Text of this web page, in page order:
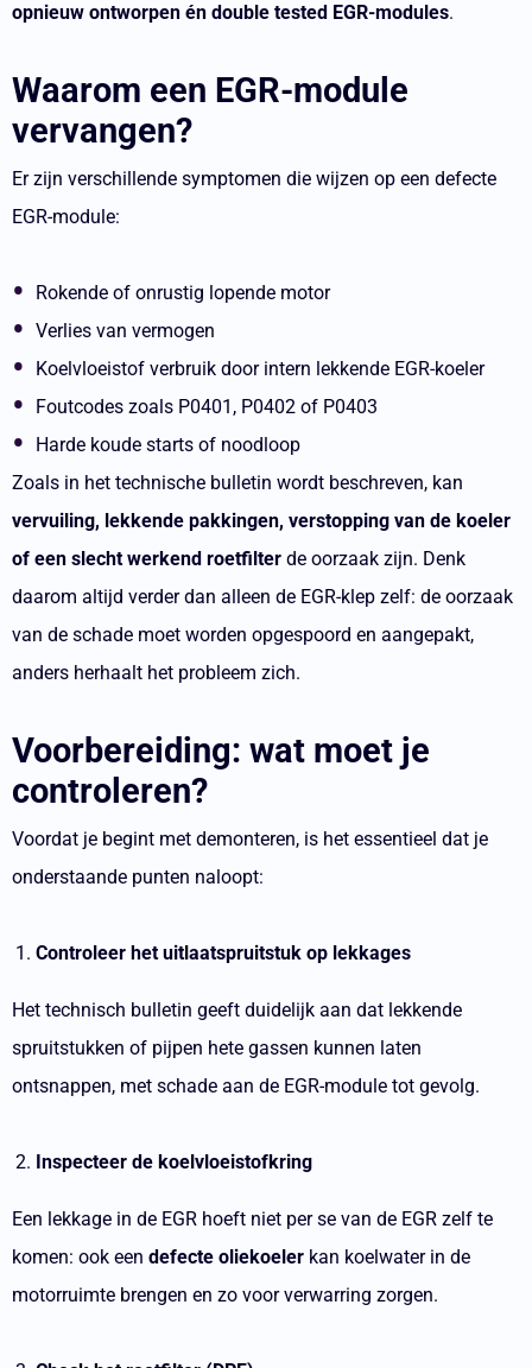
opnieuw ontworpen én double tested EGR-modules.
Waarom een EGR-module
vervangen?
Er zijn verschillende symptomen die wijzen op een defecte
EGR-module:
Rokende of onrustig lopende motor
Verlies van vermogen
Koelvloeistof verbruik door intern lekkende EGR-koeler
Foutcodes zoals P0401, P0402 of P0403
Harde koude starts of noodloop
Zoals in het technische bulletin wordt beschreven, kan
vervuiling, lekkende pakkingen, verstopping van de koeler
of een slecht werkend roetfilter de oorzaak zijn. Denk
daarom altijd verder dan alleen de EGR-klep zelf: de oorzaak
van de schade moet worden opgespoord en aangepakt,
anders herhaalt het probleem zich.
Voorbereiding: wat moet je
controleren?
Voordat je begint met demonteren, is het essentieel dat je
onderstaande punten naloopt:
Controleer het uitlaatspruitstuk op lekkages
Het technisch bulletin geeft duidelijk aan dat lekkende
spruitstukken of pijpen hete gassen kunnen laten
ontsnappen, met schade aan de EGR-module tot gevolg.
Inspecteer de koelvloeistofkring
Een lekkage in de EGR hoeft niet per se van de EGR zelf te
komen: ook een defecte oliekoeler kan koelwater in de
motorruimte brengen en zo voor verwarring zorgen.